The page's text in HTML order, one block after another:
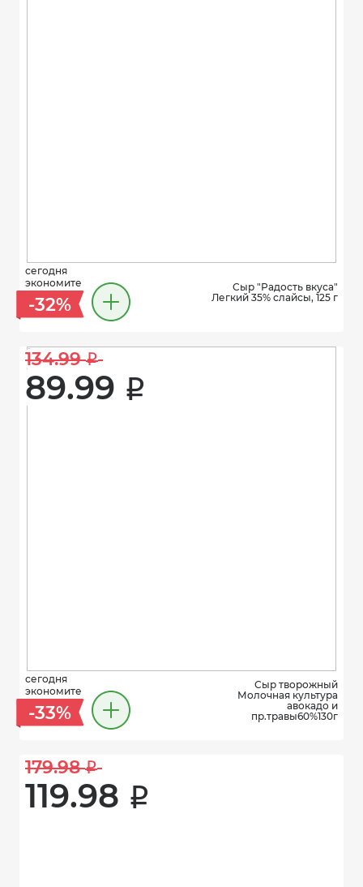
сегодня
экономите
-32%
Сыр "Радость вкуса"
Легкий 35% слайсы, 125 г
134.99 i
89.99 i
сегодня
экономите
-33%
Сыр творожный
Молочная культура
авокадо и
пр.травы60%130г
179.98 i
119.98 i